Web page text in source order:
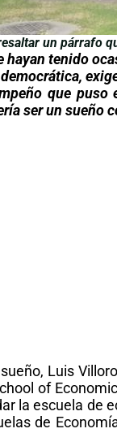
un párrafo
hayan tenido
que
ser un sueño
Luis
of
la escuela de
de